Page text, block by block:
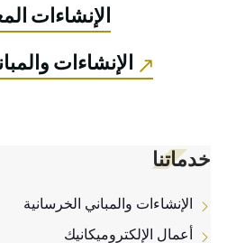
الإنشاءات
الإنشاءات
خدماتنا
الإنشاءات والمباني الخرسانية
أعمال الإلكتروميكانيك